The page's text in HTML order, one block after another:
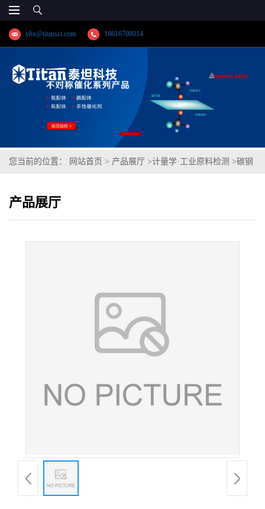
yhx@titansci.com 18616708014
您当前的位置： 网站首页 > 产品展厅 >计量学·工业原料检测 >碳钢
份:C/Si/Mn/P/S/Cr/Ni/Mo/V/Cu/Als/Ali/Sn/As/Co)
产品展厅